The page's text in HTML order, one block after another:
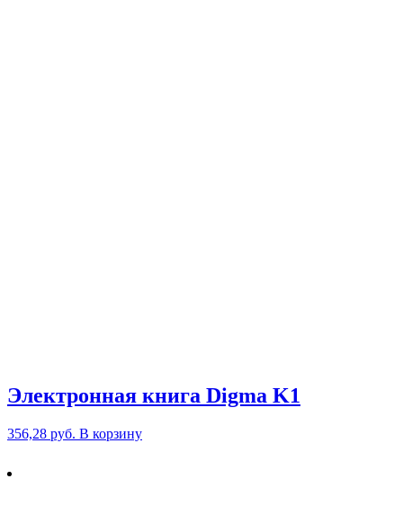
Электронная книга Digma K1
356,28 руб. В корзину